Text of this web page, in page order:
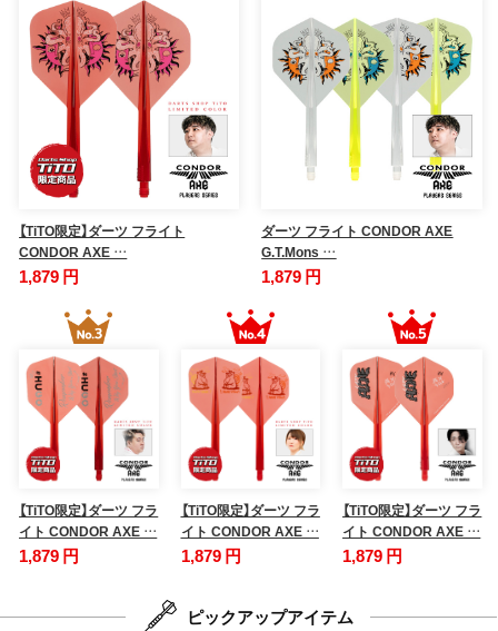
【TiTO限定】ダーツ フライト
CONDOR AXE …
1,879 円
ダーツ フライト CONDOR AXE
G.T.Mons …
1,879 円
【TiTO限定】ダーツ フラ
イト CONDOR AXE …
1,879 円
【TiTO限定】ダーツ フラ
イト CONDOR AXE …
1,879 円
【TiTO限定】ダーツ フラ
イト CONDOR AXE …
1,879 円
ピックアップアイテム